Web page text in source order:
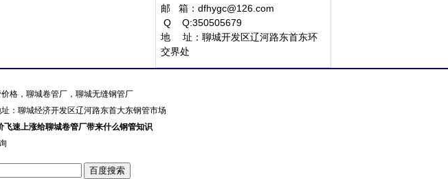
邮 箱： dfhygc@126.com
Q Q:350505679
地 址：聊城开发区辽河路东首东环
交界处
格 ， 聊城卷管厂 ， 聊城无缝钢管厂
：聊城经济开发区辽河路东首大东钢管市场
飞速上涨给聊城卷管厂带来什么钢管知识